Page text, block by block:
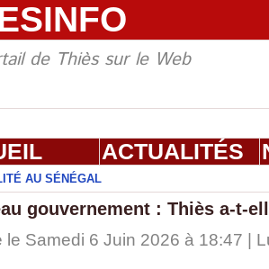
de Thiès sur le Web
ACTUALITÉS
AU SÉNÉGAL
gouvernement : Thiès a-t-
le Samedi 6 Juin 2026 à 18:47 |